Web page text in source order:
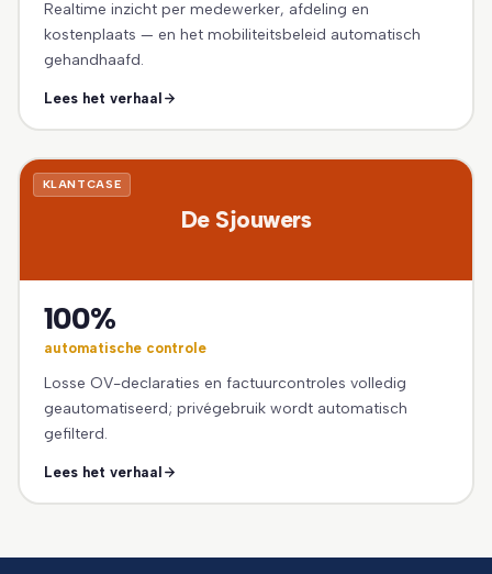
Realtime inzicht per medewerker, afdeling en
kostenplaats — en het mobiliteitsbeleid automatisch
gehandhaafd.
Lees het verhaal
KLANTCASE
De Sjouwers
100%
automatische controle
Losse OV-declaraties en factuurcontroles volledig
geautomatiseerd; privégebruik wordt automatisch
gefilterd.
Lees het verhaal